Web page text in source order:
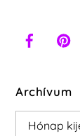
Archívum
Archívum